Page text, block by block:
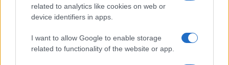
related to analytics like cookies on web or
device identifiers in apps.
I want to allow Google to enable storage
related to functionality of the website or app.
Κατερίνα Γοργογιάννη αγνοείται εδώ και μία
εβδομάδα